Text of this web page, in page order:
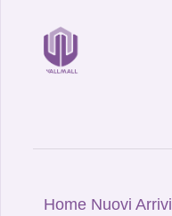
Home Nuovi Arrivi